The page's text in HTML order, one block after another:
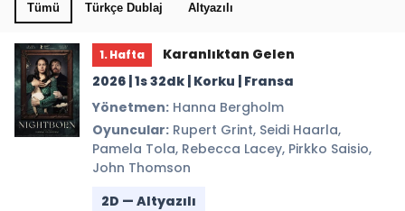
Tümü Türkçe Dublaj Altyazılı
1. Hafta
Karanlıktan Gelen
2026 | 1s 32dk | Korku | Fransa
Yönetmen: Hanna Bergholm
Oyuncular: Rupert Grint, Seidi Haarla,
Pamela Tola, Rebecca Lacey, Pirkko Saisio,
John Thomson
2D — Altyazılı